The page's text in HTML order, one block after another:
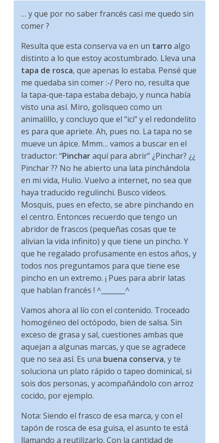
… y que por no saber francés casi me quedo sin
comer ?
Resulta que esta conserva va en un tarro algo
distinto a lo que estoy acostumbrado. Lleva una
tapa de rosca, que apenas lo estaba. Pensé que
me quedaba sin comer :-/ Pero no, resulta que
la tapa-que-tapa estaba debajo, y nunca había
visto una así. Miro, golisqueo como un
animalillo, y concluyo que el “ici” y el redondelito
es para que apriete. Ah, pues no. La tapa no se
mueve un ápice. Mmm… vamos a buscar en el
traductor: “Pincharaquí para abrir” ¿Pinchar? ¿¿
Pinchar ?? No he abierto una lata pinchándola
en mi vida, Hulio. Vuelvo a internet, no sea que
haya traducido regulinchi. Busco vídeos.
Mosquis, pues en efecto, se abre pinchando en
el centro. Entonces recuerdo que tengo un
abridor de frascos (pequeñas cosas que te
alivian la vida infinito) y que tiene un pincho. Y
que he regalado profusamente en estos años, y
todos nos preguntamos para que tiene ese
pincho en un extremo. ¡ Pues para abrir latas
que hablan francés ! ^_______^
Vamos ahora al lío con el contenido. Troceado
homogéneo del octópodo, bien de salsa. Sin
exceso de grasa y sal, cuestiones ambas que
aquejan a algunas marcas, y que se agradece
que no sea así. Es una buena conserva, y te
soluciona un plato rápido o tapeo dominical, si
sois dos personas, y acompañándolo con arroz
cocido, por ejemplo.
Nota: Siendo el frasco de esa marca, y con el
tapón de rosca de esa guisa, el asunto te está
llamando a reutilizarlo. Con la cantidad de